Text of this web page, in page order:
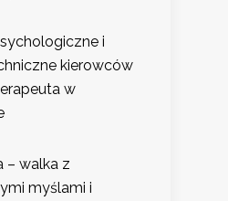
i
kierowców
w
– walka z
myślami i